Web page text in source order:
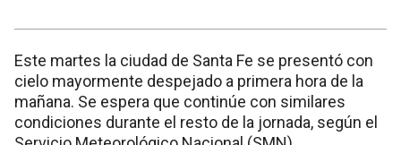
Este martes la ciudad de Santa Fe se presentó con
cielo mayormente despejado a primera hora de la
mañana. Se espera que continúe con similares
condiciones durante el resto de la jornada, según el